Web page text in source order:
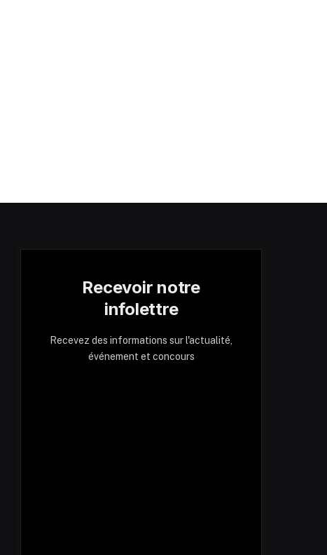
Recevoir notre
infolettre
Recevez des informations sur l'actualité,
événement et concours